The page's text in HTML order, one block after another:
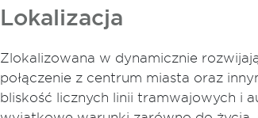
Lokalizacja
Zlokalizowana w dynamicznie
połączenie z centrum miasta oraz
bliskość licznych linii tramwajowych i